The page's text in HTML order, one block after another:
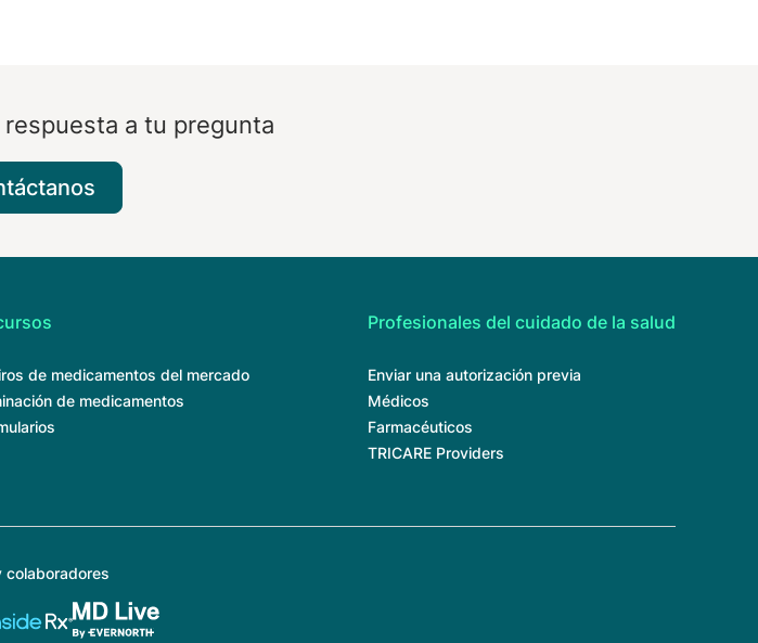
a tu pregunta
de medicamentos del mercado
de medicamentos
Profesionales del cuidado de la salud
Enviar una autorización previa
Médicos
Farmacéuticos
TRICARE Providers
colaboradores